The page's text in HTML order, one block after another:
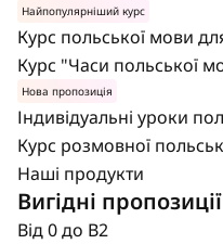
Найпопулярніший курс
Курс польської мови
Курс "Часи польської
Нова пропозиція
Індивідуальні уроки
Курс розмовної
Наші продукти
Вигідні пропозиції
Від 0 до В2